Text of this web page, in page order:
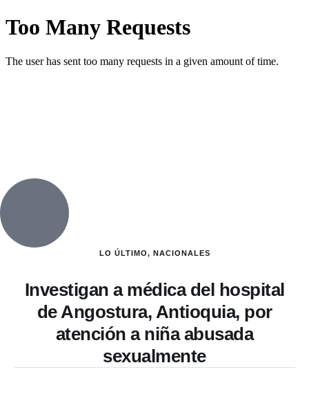
LO ÚLTIMO, NACIONALES
Investigan a médica del hospital
de Angostura, Antioquia, por
atención a niña abusada
sexualmente